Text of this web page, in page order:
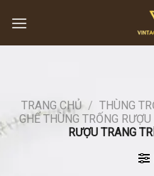
content
TRANG CHỦ / THÙNG
GHẾ THÙNG TRỐNG RƯỢU
RƯỢU TRANG